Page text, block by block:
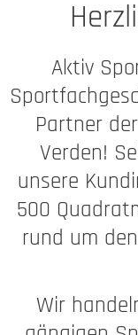
Aktiv
Partner
Verden!
unsere
500
rund um
Wir